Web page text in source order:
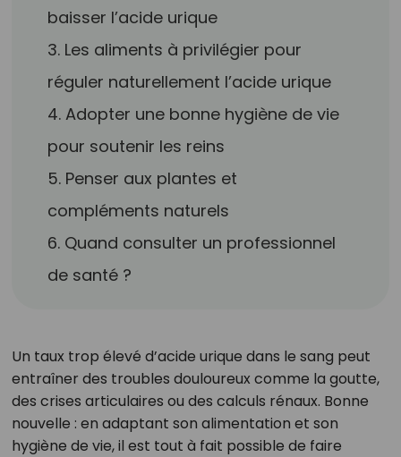
baisser l’acide urique
3. Les aliments à privilégier pour
réguler naturellement l’acide urique
4. Adopter une bonne hygiène de vie
pour soutenir les reins
5. Penser aux plantes et
compléments naturels
6. Quand consulter un professionnel
de santé ?
Un taux trop élevé d’acide urique dans le sang peut
entraîner des troubles douloureux comme la goutte,
des crises articulaires ou des calculs rénaux. Bonne
nouvelle : en adaptant son alimentation et son
hygiène de vie, il est tout à fait possible de faire